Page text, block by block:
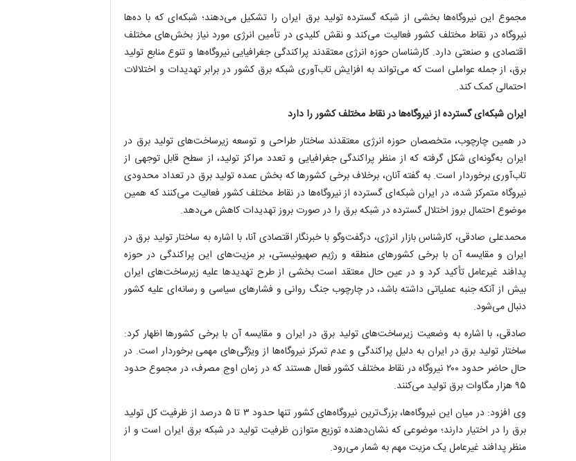
مجموع این نیروگاه‌ها بخشی از شبکه گسترده تولید برق ایران را تشکیل می‌دهند؛ شبکه‌ای که با ده‌ها
نیروگاه در نقاط مختلف کشور فعالیت می‌کند و نقش کلیدی در تأمین انرژی مورد نیاز بخش‌های مختلف
اقتصادی و صنعتی دارد. کارشناسان حوزه انرژی معتقدند پراکندگی جغرافیایی نیروگاه‌ها و تنوع منابع تولید
برق، از جمله عواملی است که می‌تواند به افزایش تاب‌آوری شبکه برق کشور در برابر تهدیدات و اختلالات
احتمالی کمک کند.
ایران شبکه‌ای گسترده از نیروگاه‌ها در نقاط مختلف کشور را دارد
در همین چارچوب، متخصصان حوزه انرژی معتقدند ساختار طراحی و توسعه زیرساخت‌های تولید برق در
ایران به‌گونه‌ای شکل گرفته که از منظر پراکندگی جغرافیایی و تعدد مراکز تولید، از سطح قابل توجهی از
تاب‌آوری برخوردار است. به گفته آنان، برخلاف برخی کشور‌ها که بخش عمده تولید برق در تعداد محدودی
نیروگاه متمرکز شده، در ایران شبکه‌ای گسترده از نیروگاه‌ها در نقاط مختلف کشور فعالیت می‌کنند که همین
موضوع احتمال بروز اختلال گسترده در شبکه برق را در صورت بروز تهدیدات کاهش می‌دهد.
محمدعلی صادقی، کارشناس بازار انرژی، درگفت‌وگو با خبرنگار اقتصادی آنا، با اشاره به ساختار تولید برق در
ایران و مقایسه آن با برخی کشور‌های منطقه و رژیم صهیونیستی، بر مزیت‌های این پراکندگی در حوزه
پدافند غیرعامل تأکید کرد و در عین حال معتقد است بخشی از طرح تهدید‌ها علیه زیرساخت‌های ایران
بیش از آنکه جنبه عملیاتی داشته باشد، در چارچوب جنگ روانی و فشار‌های سیاسی و رسانه‌ای علیه کشور
دنبال می‌شود.
صادقی، با اشاره به وضعیت زیرساخت‌های تولید برق در ایران و مقایسه آن با برخی کشور‌ها اظهار کرد:
ساختار تولید برق در ایران به دلیل پراکندگی و عدم تمرکز نیروگاه‌ها از ویژگی‌های مهمی برخوردار است. در
حال حاضر حدود ۲۰۰ نیروگاه در نقاط مختلف کشور فعال هستند که در زمان اوج مصرف، در مجموع حدود
۹۵ هزار مگاوات برق تولید می‌کنند.
وی افزود: در میان این نیروگاه‌ها، بزرگ‌ترین نیروگاه‌های کشور تنها حدود ۳ تا ۵ درصد از ظرفیت کل تولید
برق را در اختیار دارند؛ موضوعی که نشان‌دهنده توزیع متوازن ظرفیت تولید در شبکه برق ایران است و از
منظر پدافند غیرعامل یک مزیت مهم به شمار می‌رود.